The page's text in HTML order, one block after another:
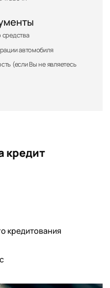
автомобиля
(если Вы не являетесь
кредит
кредитования